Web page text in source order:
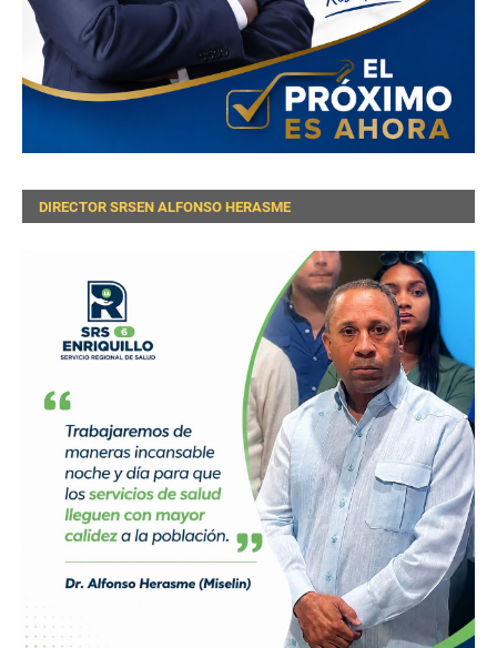
DIRECTOR SRSEN ALFONSO HERASME